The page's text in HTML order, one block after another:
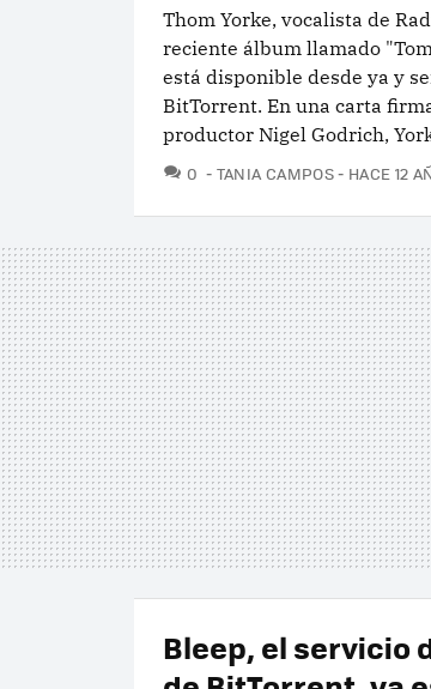
Thom Yorke, vocalista de
reciente álbum llamado
está disponible desde ya y
BitTorrent. En una carta
productor Nigel Godrich,
0 COMENTARIOS
TANIA CAMPOS HACE 12
Bleep, el servicio